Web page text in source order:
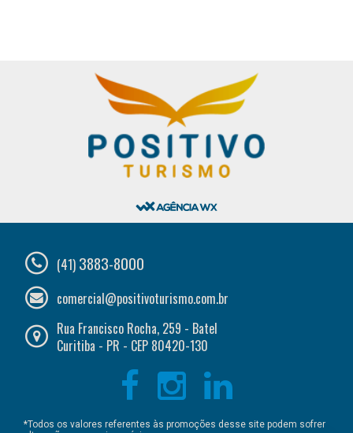
(41) 3883-8000
comercial@positivoturismo.com.br
Rua Francisco Rocha, 259 - Batel
Curitiba - PR - CEP 80420-130
*Todos os valores referentes às promoções desse site podem sofrer